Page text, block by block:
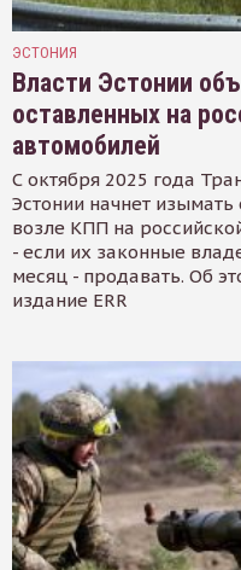
ЭСТОНИЯ
Власти Эстонии
оставленных на
автомобилей
С октября 2025 года
Эстонии начнет
возле КПП на
- если их законные
месяц - продавать. Об
издание ERR